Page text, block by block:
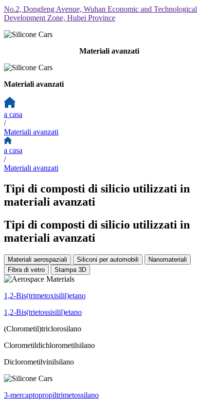
No.2, Dongfeng Avenue, Wuhan Economic and Technological
Development Zone, Hubei Province
Materiali avanzati
Materiali avanzati
a casa
/
Materiali avanzati
a casa
/
Materiali avanzati
Tipi di composti di silicio utilizzati in
materiali avanzati
Tipi di composti di silicio utilizzati in
materiali avanzati
Materiali aerospaziali Siliconi per automobili
Nanomateriali
Fibra di vetro
Stampa 3D
1,2-Bis(trimetoxisilil)etano
1,2-Bis(trietossisilil)etano
(Clorometil)triclorosilano
Clorometildichlorometilsilano
Diclorometilvinilsilano
3-mercaptopropiltrimetossilano